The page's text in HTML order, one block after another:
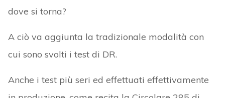
dove si torna?
A ciò va aggiunta la tradizionale modalità con
cui sono svolti i test di DR.
Anche i test più seri ed effettuati effettivamente